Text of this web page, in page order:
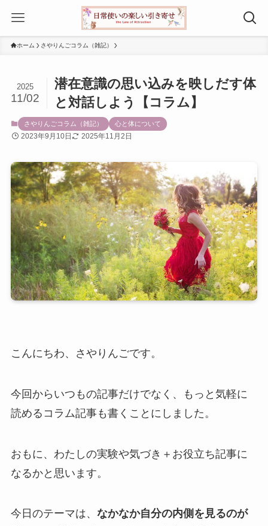
ホーム さやりんごコラム（雑記）
潜在意識の思い込みを映しだす体
と対話しよう【コラム】
2025
11/02
さやりんごコラム（雑記） 心と体について
2023年9月10日 2025年11月2日
こんにちわ、さやりんごです。
今回からいつもの記事だけでなく、もっと気軽に
読めるコラム記事も書くことにしました。
おもに、わたしの実験や気づき＋お役立ち記事に
なるかと思います。
今日のテーマは、 なかなか自分の内側を見るのが